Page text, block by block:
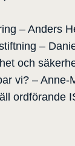
– Anders
–
och
vi? –
ordförande